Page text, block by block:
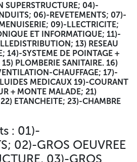
SUPERSTRUCTURE; 04)-
06)-REVETEMENTS; 07)-
09)-LLECTRICITE;
ET INFORMATIQUE; 11)-
13) RESEAU
14)-SYSTEME DE POINTAGE +
PLOMBERIE SANITAIRE. 16)
CHAUFFAGE; 17)-
MEDICAUX 19)-COURANT
+ MONTE MALADE; 21)
ETANCHEITE; 23)-CHAMBRE
: 01)-
02)-GROS OEUVREE
03)-GROS